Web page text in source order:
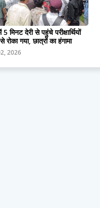
5 मिनट देरी से पहुंचे परीक्षार्थियों
से रोका गया, छात्रों का हंगामा
2026